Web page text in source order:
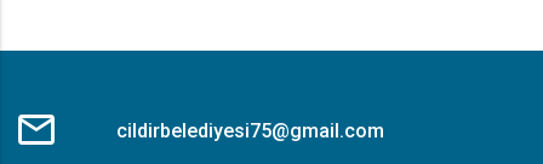
cildirbelediyesi75@gmail.com